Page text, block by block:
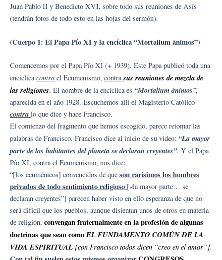
Juan Pablo II y Benedicto XVI, sobre todo sus reuniones de Asís
(tendrán fotos de todo esto en las hojas del sermón).
(Cuerpo 1: El Papa Pío XI y la encíclica “Mortalium ánimos”)
Comencemos por el Papa Pío XI (+ 1939). Este Papa publicó toda una
encíclicacontra el Ecumenismo, contrasus reuniones de mezcla de
las religiones. El nombre de la encíclica es “Mortalium ánimos”,
aparecida en el año 1928. Escuchemos allí el Magisterio Católico
contra lo que dice y hace Francisco.
El comienzo del fragmento que hemos escogido, parece retomar las
palabras de Francisco. Francisco dice al inicio de su video: “La mayor
parte de los habitantes del planeta se declaran creyentes”. Y el Papa
Pío XI, contra el Ecumenismo, nos dice:
“[los ecuménicos] convencidos de que son rarísimos los hombres
privados de todo sentimiento religioso [«la mayor parte… se
declaran creyentes”] parecen haber visto en ello esperanza de que no
será difícil que los pueblos, aunque disientan unos de otros en materia
de religión, convengan fraternalmente en la profesión de algunas
doctrinas que sean comoEL FUNDAMENTO COMÚN DE LA
VIDA ESPIRITUAL [con Francisco todos dicen “creo en el amor”].